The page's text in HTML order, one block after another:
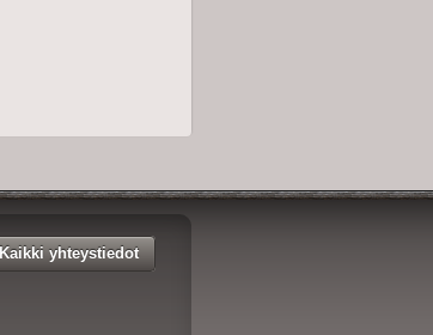
Kaikki yhteystiedot